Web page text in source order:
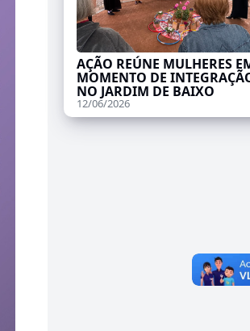
AÇÃO REÚNE MULHERES
MOMENTO DE
NO JARDIM DE BAIXO
12/06/2026